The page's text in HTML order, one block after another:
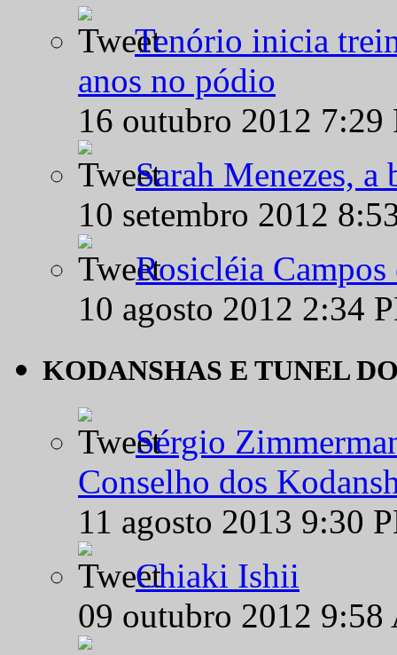
Tenório inicia
anos no pódio
16 outubro 2012
Sarah Menezes,
10 setembro 2012
Rosicléia
10 agosto 2012 2:34
KODANSHAS E TUNEL
Sérgio
Conselho dos
11 agosto 2013 9:30
Chiaki Ishii
09 outubro 2012